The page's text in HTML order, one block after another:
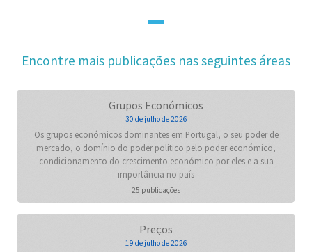
Encontre mais publicações nas seguintes áreas
Grupos Económicos
30 de julho de 2026
Os grupos económicos dominantes em Portugal, o seu poder de
mercado, o domínio do poder politico pelo poder económico,
condicionamento do crescimento económico por eles e a sua
importância no país
25 publicações
Preços
19 de julho de 2026